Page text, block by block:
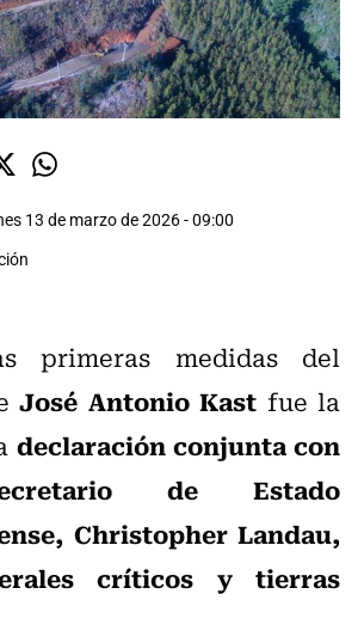
13 de marzo de 2026 - 09:00
primeras medidas del
José Antonio Kast fue la
declaración conjunta con
de Estado
Christopher Landau,
críticos y tierras